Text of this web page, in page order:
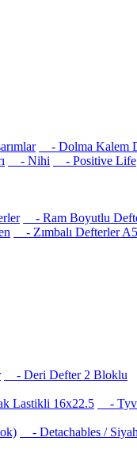
- Dolma Kalem
- Nihi - Positive Life
- Ram Boyutlu
- Zımbalı Defterler A5
- Deri Defter 2 Bloklu
Lastikli 16x22.5
-
- Detachables / Siyah